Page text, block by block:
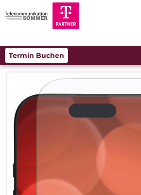
Termin Buchen